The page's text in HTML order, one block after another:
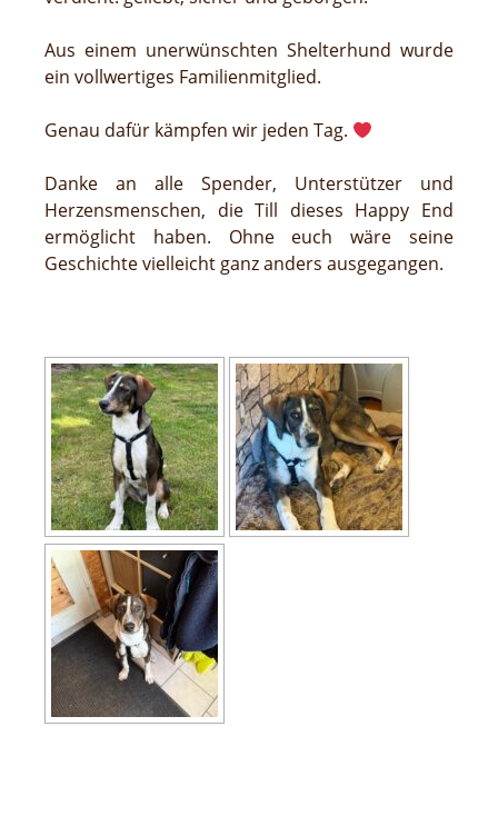
Aus einem unerwünschten Shelterhund wurde
ein vollwertiges Familienmitglied.
Genau dafür kämpfen wir jeden Tag.
Danke an alle Spender, Unterstützer und
Herzensmenschen, die Till dieses Happy End
ermöglicht haben. Ohne euch wäre seine
Geschichte vielleicht ganz anders ausgegangen.